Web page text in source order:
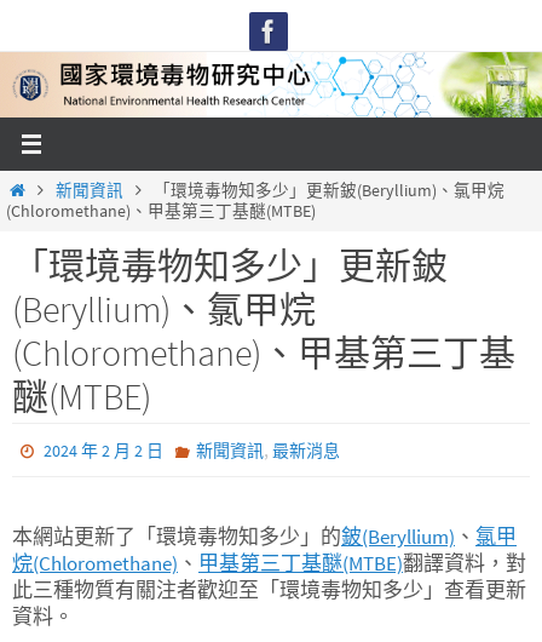
content
Home新聞資訊
「環境毒物知多少」更新鈹(Beryllium)、氯甲烷
(Chloromethane)、甲基第三丁基醚(MTBE)
「環境毒物知多少」更新鈹
(Beryllium)、氯甲烷
(Chloromethane)、甲基第三丁基
醚(MTBE)
2024 年 2 月 2 日 新聞資訊, 最新消息
本網站更新了「環境毒物知多少」的鈹(Beryllium) 、 氯甲
烷(Chloromethane) 、 甲基第三丁基醚(MTBE)翻譯資料，對
此三種物質有關注者歡迎至「環境毒物知多少」查看更新
資料。